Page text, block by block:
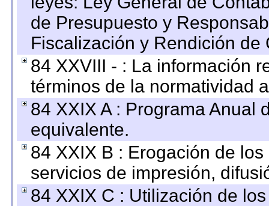
de Presupuesto y
Fiscalización y Rendición
84 XXVIII - : La información
términos de la normatividad
84 XXIX A : Programa Anual
equivalente.
84 XXIX B : Erogación de
servicios de impresión,
84 XXIX C : Utilización de